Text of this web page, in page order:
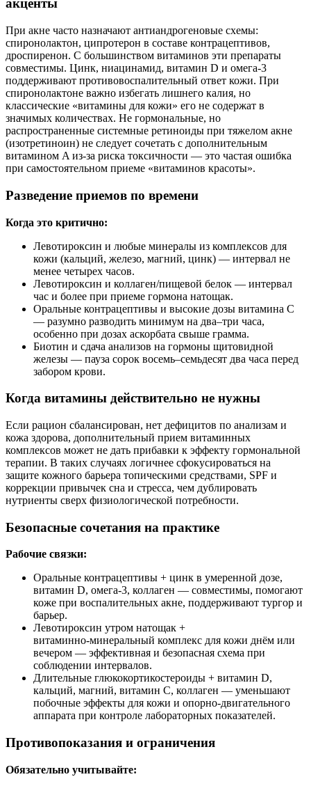
акценты
При акне часто назначают антиандрогеновые схемы:
спиронолактон, ципротерон в составе контрацептивов,
дроспиренон. С большинством витаминов эти препараты
совместимы. Цинк, ниацинамид, витамин D и омега‑3
поддерживают противовоспалительный ответ кожи. При
спиронолактоне важно избегать лишнего калия, но
классические «витамины для кожи» его не содержат в
значимых количествах. Не гормональные, но
распространенные системные ретиноиды при тяжелом акне
(изотретиноин) не следует сочетать с дополнительным
витамином A из‑за риска токсичности — это частая ошибка
при самостоятельном приеме «витаминов красоты».
Разведение приемов по времени
Когда это критично:
Левотироксин и любые минералы из комплексов для
кожи (кальций, железо, магний, цинк) — интервал не
менее четырех часов.
Левотироксин и коллаген/пищевой белок — интервал
час и более при приеме гормона натощак.
Оральные контрацептивы и высокие дозы витамина C
— разумно разводить минимум на два–три часа,
особенно при дозах аскорбата свыше грамма.
Биотин и сдача анализов на гормоны щитовидной
железы — пауза сорок восемь–семьдесят два часа перед
забором крови.
Когда витамины действительно не нужны
Если рацион сбалансирован, нет дефицитов по анализам и
кожа здорова, дополнительный прием витаминных
комплексов может не дать прибавки к эффекту гормональной
терапии. В таких случаях логичнее сфокусироваться на
защите кожного барьера топическими средствами, SPF и
коррекции привычек сна и стресса, чем дублировать
нутриенты сверх физиологической потребности.
Безопасные сочетания на практике
Рабочие связки:
Оральные контрацептивы + цинк в умеренной дозе,
витамин D, омега‑3, коллаген — совместимы, помогают
коже при воспалительных акне, поддерживают тургор и
барьер.
Левотироксин утром натощак +
витаминно‑минеральный комплекс для кожи днём или
вечером — эффективная и безопасная схема при
соблюдении интервалов.
Длительные глюкокортикостероиды + витамин D,
кальций, магний, витамин C, коллаген — уменьшают
побочные эффекты для кожи и опорно‑двигательного
аппарата при контроле лабораторных показателей.
Противопоказания и ограничения
Обязательно учитывайте: